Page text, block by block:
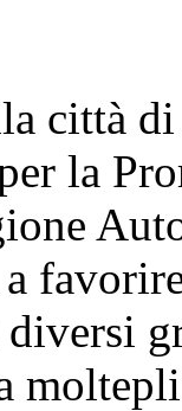
città
la